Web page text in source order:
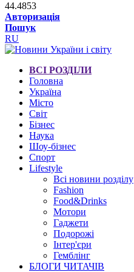
44.4853
Авторизація
Пошук
RU
ВСІ РОЗДІЛИ
Головна
Україна
Місто
Світ
Бізнес
Наука
Шоу-бізнес
Спорт
Lifestyle
Всі новини розділу
Fashion
Food&Drinks
Мотори
Гаджети
Подорожі
Інтер'єри
Гемблінг
БЛОГИ ЧИТАЧІВ